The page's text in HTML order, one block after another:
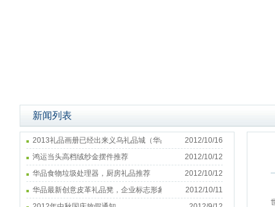
新闻列表
2013礼品画册已经出来义乌礼品城（华品公司）2012/10/16
鸿运当头高档绒纱金摆件推荐
2012/10/12
华品食物垃圾处理器，厨房礼品推荐
2012/10/12
华品最新创意皮革礼品凳，企业标志形象凳定制2012/10/11